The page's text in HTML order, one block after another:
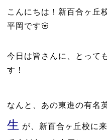
こんにちは！新百合ヶ丘
平岡です🌸
今日は皆さんに、とって
す！
なんと、あの東進の有名
生 が、新百合ヶ丘校に